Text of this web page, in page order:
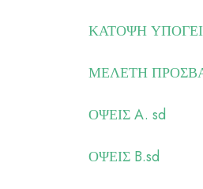
ΚΑΤΟΨΗ
ΜΕΛΕΤΗ
ΟΨΕΙΣ A. sd
ΟΨΕΙΣ B.sd